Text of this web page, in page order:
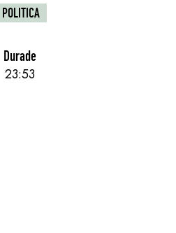
POLITICA
Durade
23:53